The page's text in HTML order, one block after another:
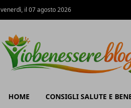
venerdì, il 07 agosto 2026
HOME CONSIGLI SALUTE E